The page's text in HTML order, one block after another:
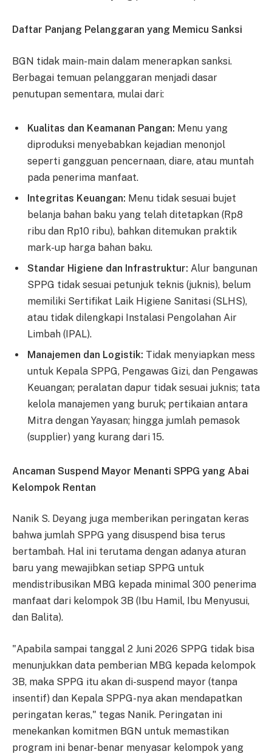
Daftar Panjang Pelanggaran yang Memicu Sanksi
BGN tidak main-main dalam menerapkan sanksi.
Berbagai temuan pelanggaran menjadi dasar
penutupan sementara, mulai dari:
Kualitas dan Keamanan Pangan: Menu yang
diproduksi menyebabkan kejadian menonjol
seperti gangguan pencernaan, diare, atau muntah
pada penerima manfaat.
Integritas Keuangan: Menu tidak sesuai bujet
belanja bahan baku yang telah ditetapkan (Rp8
ribu dan Rp10 ribu), bahkan ditemukan praktik
mark-up harga bahan baku.
Standar Higiene dan Infrastruktur: Alur bangunan
SPPG tidak sesuai petunjuk teknis (juknis), belum
memiliki Sertifikat Laik Higiene Sanitasi (SLHS),
atau tidak dilengkapi Instalasi Pengolahan Air
Limbah (IPAL).
Manajemen dan Logistik: Tidak menyiapkan mess
untuk Kepala SPPG, Pengawas Gizi, dan Pengawas
Keuangan; peralatan dapur tidak sesuai juknis; tata
kelola manajemen yang buruk; pertikaian antara
Mitra dengan Yayasan; hingga jumlah pemasok
(supplier) yang kurang dari 15.
Ancaman Suspend Mayor Menanti SPPG yang Abai
Kelompok Rentan
Nanik S. Deyang juga memberikan peringatan keras
bahwa jumlah SPPG yang disuspend bisa terus
bertambah. Hal ini terutama dengan adanya aturan
baru yang mewajibkan setiap SPPG untuk
mendistribusikan MBG kepada minimal 300 penerima
manfaat dari kelompok 3B (Ibu Hamil, Ibu Menyusui,
dan Balita).
"Apabila sampai tanggal 2 Juni 2026 SPPG tidak bisa
menunjukkan data pemberian MBG kepada kelompok
3B, maka SPPG itu akan di-suspend mayor (tanpa
insentif) dan Kepala SPPG-nya akan mendapatkan
peringatan keras," tegas Nanik. Peringatan ini
menekankan komitmen BGN untuk memastikan
program ini benar-benar menyasar kelompok yang